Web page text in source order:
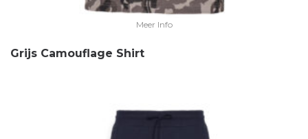
Meer Info
Grijs Camouflage Shirt